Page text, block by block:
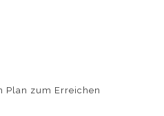
Plan zum Erreichen